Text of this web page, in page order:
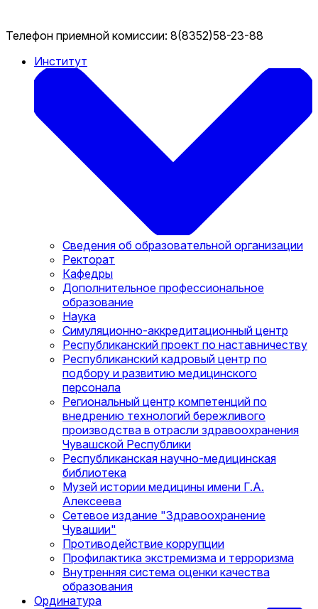
Телефон приемной комиссии: 8(8352)58-23-88
Институт
Сведения об образовательной организации
Ректорат
Кафедры
Дополнительное профессиональное
образование
Наука
Симуляционно-аккредитационный центр
Республиканский проект по наставничеству
Республиканский кадровый центр по
подбору и развитию медицинского
персонала
Региональный центр компетенций по
внедрению технологий бережливого
производства в отрасли здравоохранения
Чувашской Республики
Республиканская научно-медицинская
библиотека
Музей истории медицины имени Г.А.
Алексеева
Сетевое издание "Здравоохранение
Чувашии"
Противодействие коррупции
Профилактика экстремизма и терроризма
Внутренняя система оценки качества
образования
Ординатура